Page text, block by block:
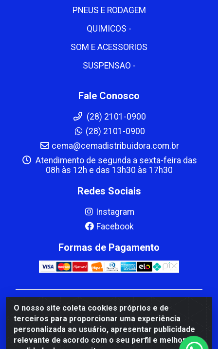
O nosso site coleta cookies próprios e de
terceiros para proporcionar uma experiência
personalizada ao usuário, apresentar publicidade
relevante de acordo com o seu perfil e melhorar a
PNEUS E RODAGEM
QUIMICOS -
SOM E ACESSORIOS
SUSPENSAO -
Fale Conosco
(28) 2101-0900
(28) 2101-0900
cema@cemadistribuidora.com.br
Atendimento de segunda a sexta-feira das
08h às 12h e das 13h30 às 17h30
Redes Sociais
Instagram
Facebook
Formas de Pagamento
CBP MACEDO COMERCIO PEÇAS LTDA Matriz - av
Mauro Miranda Madureira, 1249 - Coramara , Cachoeiro
de Itapemirim/ES - CEP 29.311-310 - CNPJ
00.502.680/0001-41